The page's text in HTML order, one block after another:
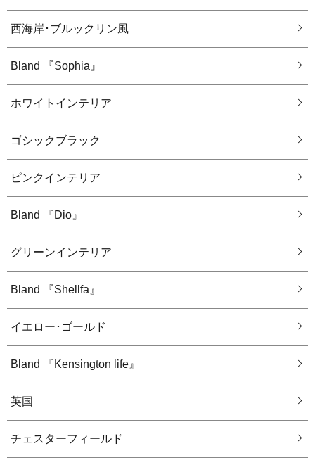
西海岸･ブルックリン風
Bland 『Sophia』
ホワイトインテリア
ゴシックブラック
ピンクインテリア
Bland 『Dio』
グリーンインテリア
Bland 『Shellfa』
イエロー･ゴールド
Bland 『Kensington life』
英国
チェスターフィールド